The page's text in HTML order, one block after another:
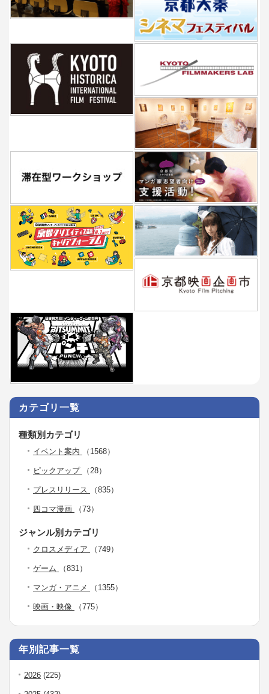
カテゴリ一覧
種類別カテゴリ
イベント案内 （1568）
ピックアップ （28）
プレスリリース （835）
四コマ漫画 （73）
ジャンル別カテゴリ
クロスメディア （749）
ゲーム （831）
マンガ・アニメ （1355）
映画・映像 （775）
年別記事一覧
2026 (225)